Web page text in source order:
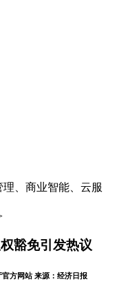
、商业智能、云服
豁免引发热议
官方网站 来源： 经济日报